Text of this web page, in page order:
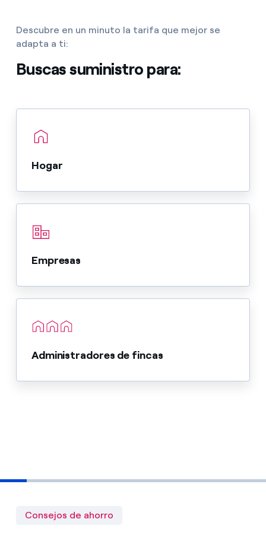
Descubre en un minuto la tarifa que mejor se
adapta a ti:
Buscas suministro para:
Hogar
Empresas
Administradores de fincas
Consejos de ahorro